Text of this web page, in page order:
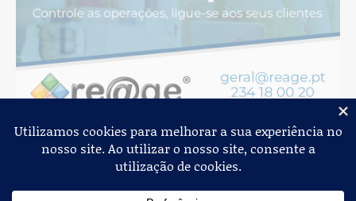
Jornal de Albergaria,2026© Todos os Direitos Reservados